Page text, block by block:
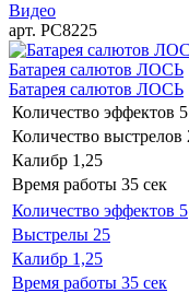
Видео
арт. РС8225
Батарея салютов ЛОСЬ
Батарея салютов ЛОСЬ
Количество эффектов 5
Количество выстрелов
Калибр 1,25
Время работы 35 сек
Количество эффектов 5
Выстрелы 25
Калибр 1,25
Время работы 35 сек